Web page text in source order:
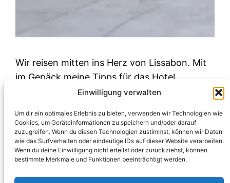
Einwilligung verwalten
Um dir ein optimales Erlebnis zu bieten, verwenden wir Technologien wie
Cookies, um Geräteinformationen zu speichern und/oder darauf
zuzugreifen. Wenn du diesen Technologien zustimmst, können wir Daten
wie das Surfverhalten oder eindeutige IDs auf dieser Website verarbeiten.
Wenn du deine Einwilligung nicht erteilst oder zurückziehst, können
bestimmte Merkmale und Funktionen beeinträchtigt werden.
Wir reisen mitten ins Herz von Lissabon. Mit
im Gepäck meine Tipps für das Hotel
Martinhal Chiado, Must Sees und
Februar 2, 2022